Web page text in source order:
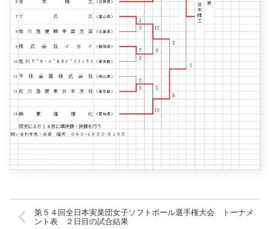
第５４回全日本実業団女子ソフトボール選手権大会 トーナメ
ント表 ２日目の試合結果